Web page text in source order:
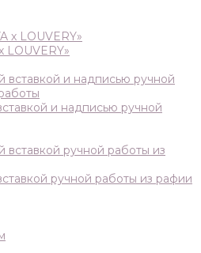
LOUVERY»
и надписью ручной
ручной работы из рафии